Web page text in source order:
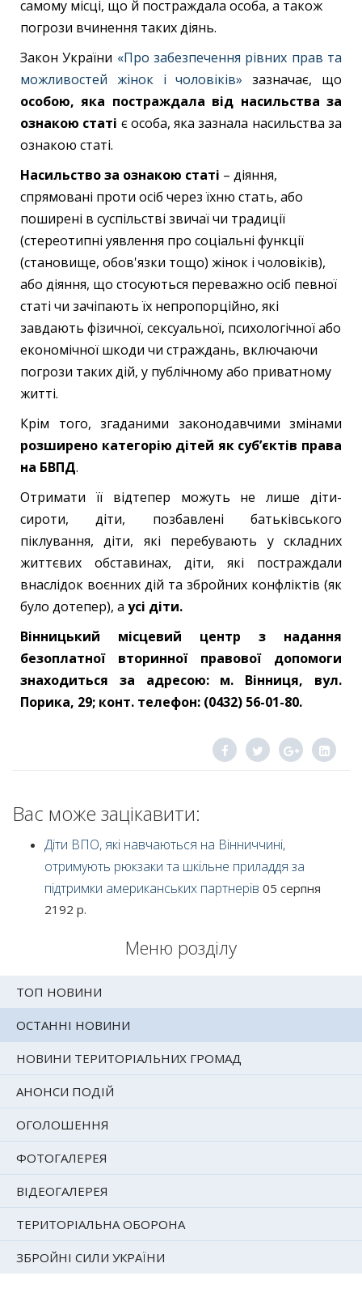
Меню розділу
ТОП НОВИНИ
ОСТАННІ НОВИНИ
НОВИНИ ТЕРИТОРІАЛЬНИХ ГРОМАД
АНОНСИ ПОДІЙ
ОГОЛОШЕННЯ
ФОТОГАЛЕРЕЯ
ВІДЕОГАЛЕРЕЯ
ТЕРИТОРІАЛЬНА ОБОРОНА
ЗБРОЙНІ СИЛИ УКРАЇНИ
самому місці, що й постраждала особа, а також
погрози вчинення таких діянь.
Закон України «Про забезпечення рівних прав та
можливостей жінок і чоловіків» зазначає, що
особою, яка постраждала від насильства за
ознакою статі є особа, яка зазнала насильства за
ознакою статі.
Насильство за ознакою статі – діяння,
спрямовані проти осіб через їхню стать, або
поширені в суспільстві звичаї чи традиції
(стереотипні уявлення про соціальні функції
(становище, обов'язки тощо) жінок і чоловіків),
або діяння, що стосуються переважно осіб певної
статі чи зачіпають їх непропорційно, які
завдають фізичної, сексуальної, психологічної або
економічної шкоди чи страждань, включаючи
погрози таких дій, у публічному або приватному
житті.
Крім того, згаданими законодавчими змінами
розширено категорію дітей як суб’єктів права
на БВПД.
Отримати її відтепер можуть не лише діти-
сироти, діти, позбавлені батьківського
піклування, діти, які перебувають у складних
життєвих обставинах, діти, які постраждали
внаслідок воєнних дій та збройних конфліктів (як
було дотепер), а усі діти.
Вінницький місцевий центр з надання
безоплатної вторинної правової допомоги
знаходиться за адресою: м. Вінниця, вул.
Порика, 29; конт. телефон: (0432) 56-01-80.
Вас може зацікавити:
Діти ВПО, які навчаються на Вінниччині,
отримують рюкзаки та шкільне приладдя за
підтримки американських партнерів 05 серпня
2192 р.